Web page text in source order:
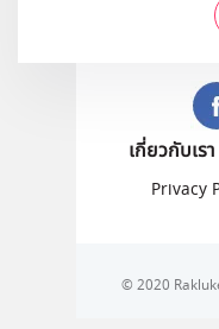
เกี่ยวกับเรา
Privacy
© 2020 Rakluke